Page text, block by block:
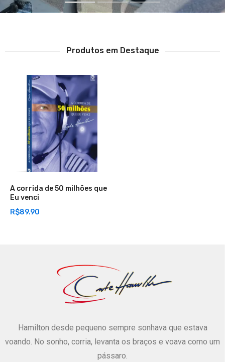
Produtos em Destaque
A corrida de 50 milhões que
Eu venci
R$89.90
Hamilton desde pequeno sempre sonhava que estava
voando. No sonho, corria, levanta os braços e voava como um
pássaro.